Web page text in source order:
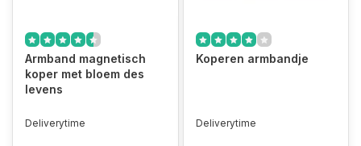
Armband magnetisch
koper met bloem des
levens
Deliverytime
Koperen armbandje
Deliverytime